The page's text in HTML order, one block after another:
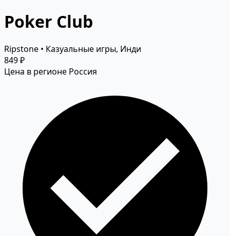
Poker Club
Ripstone • Казуальные игры, Инди
849 ₽
Цена в регионе Россия